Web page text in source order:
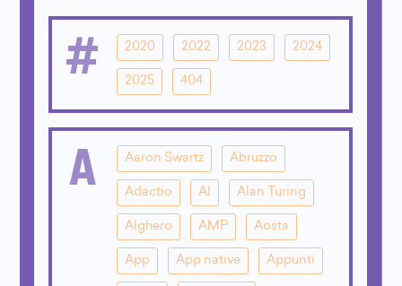
# 2020 2022 2023 2024
2025 404
A Aaron Swartz Abruzzo
Adactio AI Alan Turing
Alghero AMP Aosta
App App native Appunti